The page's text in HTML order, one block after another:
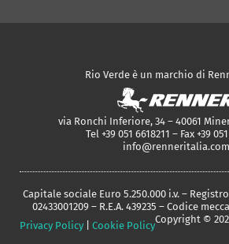
Rio Verde è un marchio di
via Ronchi Inferiore, 34 – 40061
Tel +39 051 6618211 – Fax +39
info@renneritalia.com
Capitale sociale Euro 5.250.000 i.v. –
02433001209 – R.E.A. 439235 – Codice
Privacy Policy
Cookie Policy
Copyright ©